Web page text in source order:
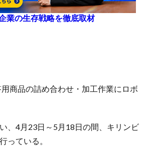
業の生存戦略を徹底取材
商品の詰め合わせ・加工作業にロボ
、4月23日～5月18日の間、キリンビ
っている。